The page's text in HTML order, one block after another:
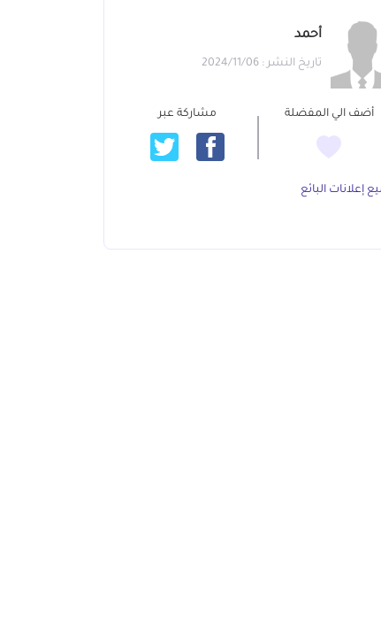
أحمد
تاريخ النشر : 2024/11/06
أضف الي المفضلة مشاركة عبر
إعلانات البائع